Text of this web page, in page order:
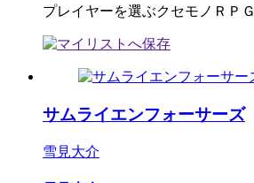
プレイヤーを選ぶクセモノＲＰＧ
サムライエンフォーサーズ
雪見大介